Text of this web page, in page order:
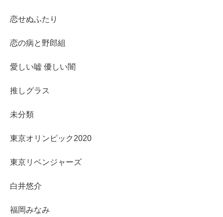
恋せぬふたり
恋の病と野郎組
愛しい嘘 優しい闇
推しグラス
未分類
東京オリンピック2020
東京リベンジャーズ
白井悠介
福岡みなみ